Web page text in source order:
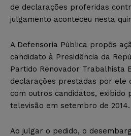
de declarações proferidas
julgamento aconteceu nesta
A Defensoria Pública propôs
candidato à Presidência da
Partido Renovador Trabalhista
declarações prestadas por ele
com outros candidatos, exibido
televisão em setembro de 2014.
Ao julgar o pedido, o